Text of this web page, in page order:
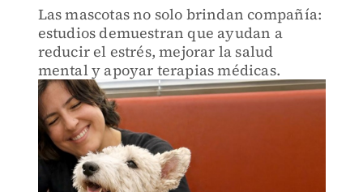
Las mascotas no solo brindan compañía:
estudios demuestran que ayudan a
reducir el estrés, mejorar la salud
mental y apoyar terapias médicas.